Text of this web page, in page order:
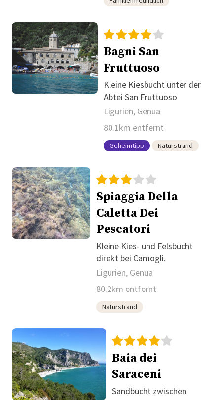
Bagni San
Fruttuoso
Kleine Kiesbucht unter der
Abtei San Fruttuoso
Ligurien, Genua
80.1km entfernt
Geheimtipp Naturstrand
Spiaggia Della
Caletta Dei
Pescatori
Kleine Kies- und Felsbucht
direkt bei Camogli.
Ligurien, Genua
80.2km entfernt
Naturstrand
Baia dei
Saraceni
Sandbucht zwischen